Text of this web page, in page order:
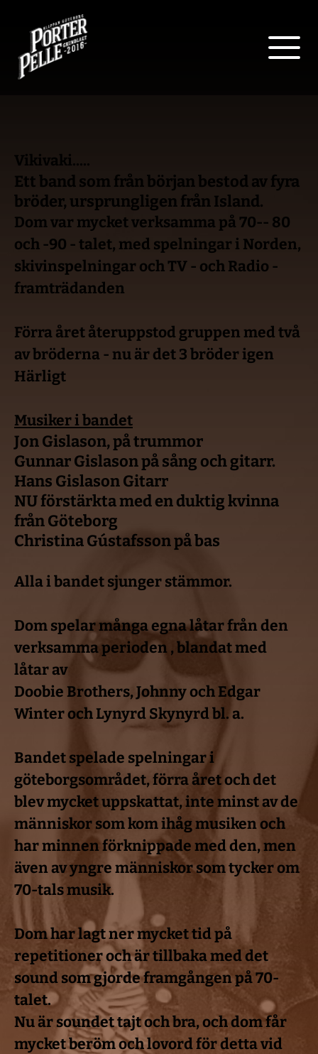
Vikivaki.....
Ett band som från början bestod av fyra
bröder, ursprungligen från Island.
Dom var mycket verksamma på 70-- 80
och -90 - talet, med spelningar i Norden,
skivinspelningar och TV - och Radio -
framträdanden
Förra året återuppstod gruppen med två
av bröderna - nu är det 3 bröder igen
Härligt
Musiker i bandet
Jon Gislason, på trummor
Gunnar Gislason på sång och gitarr.
Hans Gislason Gitarr
NU förstärkta med en duktig kvinna
från Göteborg
Christina Gústafsson på bas
Alla i bandet sjunger stämmor.
Dom spelar många egna låtar från den
verksamma perioden , blandat med
låtar av
Doobie Brothers, Johnny och Edgar
Winter och Lynyrd Skynyrd bl. a.
Bandet spelade spelningar i
göteborgsområdet, förra året och det
blev mycket uppskattat, inte minst av de
människor som kom ihåg musiken och
har minnen förknippade med den, men
även av yngre människor som tycker om
70-tals musik.
Dom har lagt ner mycket tid på
repetitioner och är tillbaka med det
sound som gjorde framgången på 70-
talet.
Nu är soundet tajt och bra, och dom får
mycket beröm och lovord för detta vid